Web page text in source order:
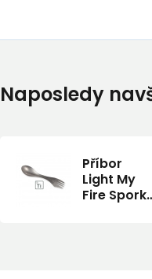
Naposledy
Příbor
Light My
Fire Spork